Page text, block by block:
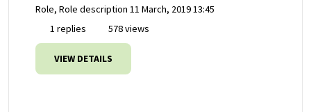
Role, Role description 11 March, 2019 13:45
1 replies
578 views
VIEW DETAILS